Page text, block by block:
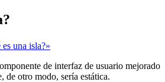
una isla?»
de interfaz de usuario mejorado
otro modo, sería estática.